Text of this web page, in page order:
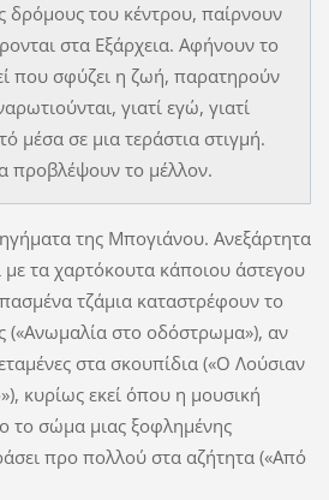
δρόμους του κέντρου, παίρνουν
στα Εξάρχεια. Αφήνουν το
που σφύζει η ζωή, παρατηρούν
γιατί εγώ, γιατί
μέσα σε μια τεράστια στιγμή.
προβλέψουν το μέλλον.
της Μπογιάνου. Ανεξάρτητα
με τα χαρτόκουτα κάποιου άστεγου
τζάμια καταστρέφουν το
(«Ανωμαλία στο οδόστρωμα»), αν
στα σκουπίδια («Ο Λούσιαν
κυρίως εκεί όπου η μουσική
το σώμα μιας ξοφλημένης
προ πολλού στα αζήτητα («Από